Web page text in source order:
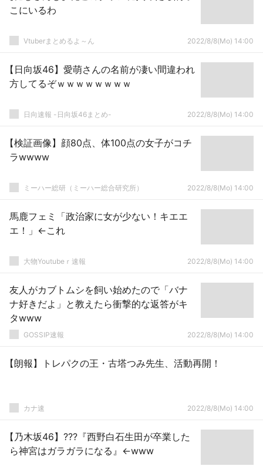
こにいるわ
Vtuberまとめるよ～ん 2022/8/8(Mo) 14:00
【日向坂46】愛萌さんの名前が凄い間違われ
方してるぞｗｗｗｗｗｗｗｗ
日向速報 -日向坂46まとめ- 2022/8/8(Mo) 14:00
【検証画像】顔80点、体100点の女子がコチ
ラwwww
ミーハー総研（ミーハー総合研究所） 2022/8/8(Mo) 14:00
馬鹿フェミ「政治家に女が少ない！キエエ
エ！」←これ
大物Youtubeｒ速報 2022/8/8(Mo) 14:00
友人がカブトムシを飼い始めたので「バナ
ナ好きだよ」と教えたら衝撃的な返答がキ
タwww
GOSSIP速報 2022/8/8(Mo) 14:00
【朗報】トレパクの王・古塔つみ先生、活動再開！
カナ速 2022/8/8(Mo) 14:00
【乃木坂46】???『西野白石生田が卒業した
ら神宮はガラガラになる』←www